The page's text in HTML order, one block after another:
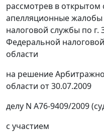
рассмотрев в открытом
апелляционные
налоговой службы по г.
Федеральной
области
на решение
области от 30.07.2009
делу N А76-9409/2009
с участием